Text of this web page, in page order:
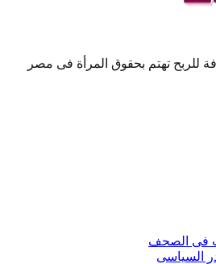
للربح تهتم بحقوق المرأة فى مصر
فى الصحف
السياسى